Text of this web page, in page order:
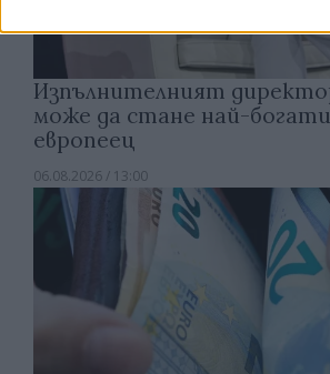
Изпълнителният
може да стане най-
европеец
06.08.2026 / 13:00